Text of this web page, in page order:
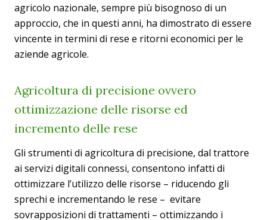
agricolo nazionale, sempre più bisognoso di un
approccio, che in questi anni, ha dimostrato di essere
vincente in termini di rese e ritorni economici per le
aziende agricole.
Agricoltura di precisione ovvero
ottimizzazione delle risorse ed
incremento delle rese
Gli strumenti di agricoltura di precisione, dal trattore
ai servizi digitali connessi, consentono infatti di
ottimizzare l’utilizzo delle risorse – riducendo gli
sprechi e incrementando le rese – evitare
sovrapposizioni di trattamenti – ottimizzando i